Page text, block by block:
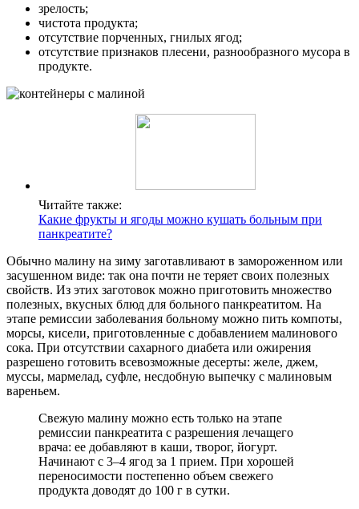
зрелость;
чистота продукта;
отсутствие порченных, гнилых ягод;
отсутствие признаков плесени, разнообразного мусора в
продукте.
Читайте также:
Какие фрукты и ягоды можно кушать больным при
панкреатите?
Обычно малину на зиму заготавливают в замороженном или
засушенном виде: так она почти не теряет своих полезных
свойств. Из этих заготовок можно приготовить множество
полезных, вкусных блюд для больного панкреатитом. На
этапе ремиссии заболевания больному можно пить компоты,
морсы, кисели, приготовленные с добавлением малинового
сока. При отсутствии сахарного диабета или ожирения
разрешено готовить всевозможные десерты: желе, джем,
муссы, мармелад, суфле, несдобную выпечку с малиновым
вареньем.
Свежую малину можно есть только на этапе
ремиссии панкреатита с разрешения лечащего
врача: ее добавляют в каши, творог, йогурт.
Начинают с 3–4 ягод за 1 прием. При хорошей
переносимости постепенно объем свежего
продукта доводят до 100 г в сутки.